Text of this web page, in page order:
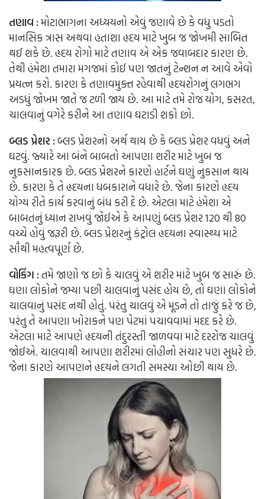
તણાવ :મોટાભાગના અધ્યયનો એવું જણાવે છે કે વધુ પડતો
માનસિક ત્રાસ અથવા હતાશા હૃદય માટે ખુબ જ જોખમી સાબિત
થઈ શકે છે. હૃદય રોગો માટે તણાવ એ એક જવાબદાર કારણ છે.
તેથી હંમેશા તમારા મગજમાં કોઈ પણ જાતનું ટેન્શન ન આવે એવો
પ્રયત્ન કરો. કારણ કે તણાવમુક્ત રહેવાથી હૃદયરોગનું લગભગ
અડધું જોખમ જાતે જ ટળી જાય છે. આ માટે તમે રોજ યોગ, કસરત,
ચાલવાનું વગેરે કરીને આ તણાવ ઘટાડી શકો છો.
બ્લડ પ્રેશર :બ્લડ પ્રેશરનો અર્થ થાય છે કે બ્લડ પ્રેશર વધવું અને
ઘટવું. જ્યારે આ બંને બાબતો આપણા શરીર માટે ખુબ જ
નુકસાનકારક છે. બ્લડ પ્રેશરને કારણે હાર્ટને ઘણું નુકસાન થાય
છે. કારણ કે તે હૃદયના ધબકારાને વધારે છે. જેના કારણે હૃદય
યોગ્ય રીતે કાર્ય કરવાનું બંધ કરી દે છે. એટલા માટે હંમેશા એ
બાબતનું ધ્યાન રાખવું જોઈએ કે આપણું બ્લડ પ્રેશર 120 થી 80
વચ્ચે હોવું જરૂરી છે. બ્લડ પ્રેશરનું કંટ્રોલ હૃદયના સ્વાસ્થ્ય માટે
સૌથી મહત્વપૂર્ણ છે.
વોકિંગ :તમે જાણો જ છો કે ચાલવું એ શરીર માટે ખુબ જ સારું છે.
ઘણા લોકોને જમ્યા પછી ચાલવાનું પસંદ હોય છે, તો ઘણા લોકોને
ચાલવાનું પસંદ નથી હોતું. પરંતુ ચાલવું એ મૂડને તો તાજું કરે જ છે,
પરંતુ તે આપણા ખોરાકને પણ પેટમાં પચાવવામાં મદદ કરે છે.
એટલા માટે આપણે હૃદયની તંદુરસ્તી જાળવવા માટે દરરોજ ચાલવું
જોઈએ. ચાલવાથી આપણા શરીરમાં લોહીનો સંચાર પણ સુધરે છે.
જેના કારણે આપણને હૃદયને લગતી સમસ્યા ઓછી થાય છે.